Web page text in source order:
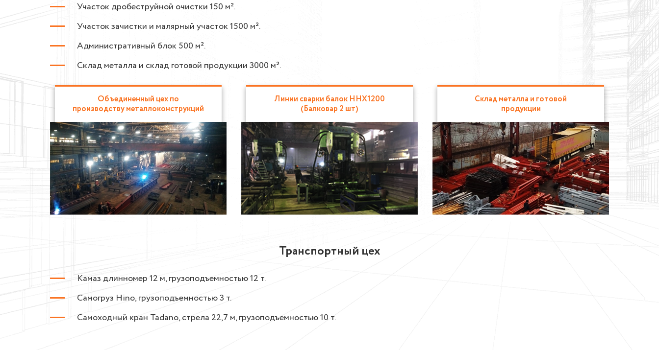
Участок дробеструйной очистки 150 м².
Участок зачистки и малярный участок 1500 м².
Административный блок 500 м².
Склад металла и склад готовой продукции 3000 м².
Объединенный цех по
производству металлоконструкций
Линии сварки балок HHX1200
(Балковар 2 шт)
Склад металла и готовой
продукции
Транспортный цех
Камаз длинномер 12 м, грузоподъемностью 12 т.
Самогруз Hino, грузоподъемностью 3 т.
Самоходный кран Tadano, стрела 22,7 м, грузоподъемностью 10 т.